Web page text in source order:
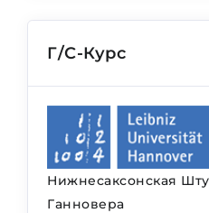
Г/С-Курс
Нижнесаксонская
Ганновера